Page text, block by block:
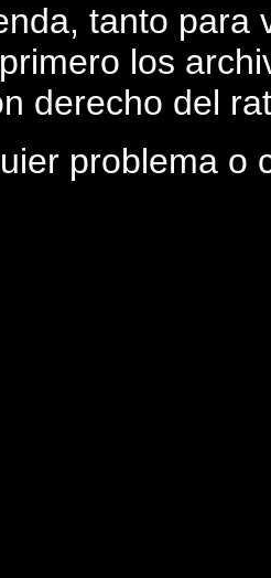
tanto para
los
derecho del
problema o